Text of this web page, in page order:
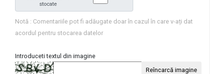
stocate
Notă : Comentariile pot fi adăugate doar în cazul în care v-ați dat
acordul pentru stocarea datelor
Introduceti textul din imagine
Reîncarcă imagine